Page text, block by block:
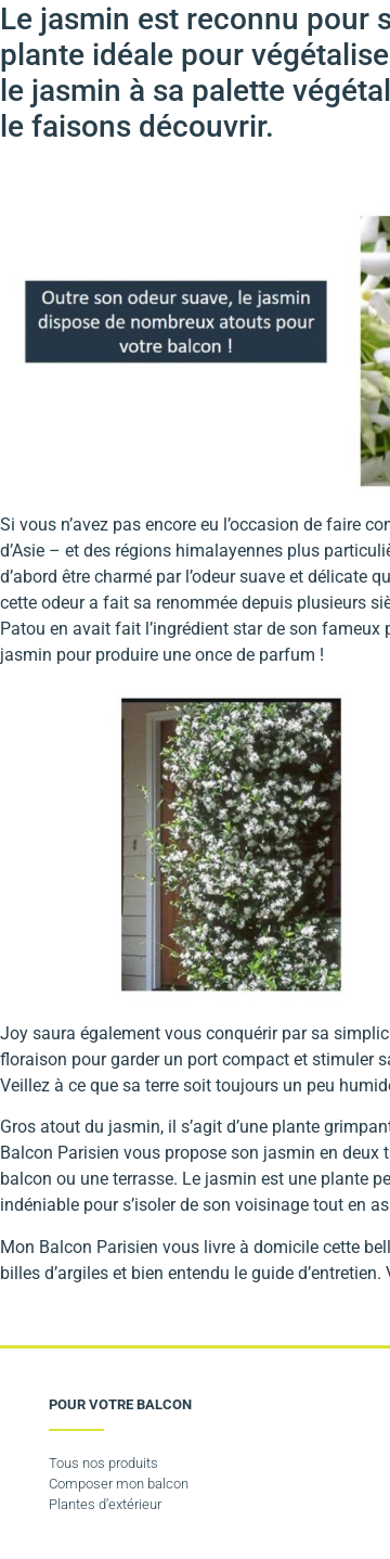
Le jasmin est reconnu pour
plante idéale pour
le jasmin à sa palette
le faisons découvrir.
Si vous n’avez pas encore eu l’occasion de faire
d’Asie – et des régions himalayennes plus
d’abord être charmé par l’odeur suave et délicate
cette odeur a fait sa renommée depuis plusieurs
Patou en avait fait l’ingrédient star de son
jasmin pour produire une once de parfum !
Joy saura également vous conquérir par sa
floraison pour garder un port compact et stimuler
Veillez à ce que sa terre soit toujours un peu
Gros atout du jasmin, il s’agit d’une plante
Balcon Parisien vous propose son jasmin en
balcon ou une terrasse. Le jasmin est une plante
indéniable pour s’isoler de son voisinage tout en
Mon Balcon Parisien vous livre à domicile cette
billes d’argiles et bien entendu le guide
POUR VOTRE BALCON
Tous nos produits
Composer mon balcon
Plantes d’extérieur